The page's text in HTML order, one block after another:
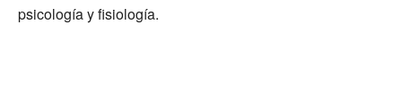
psicología y fisiología.